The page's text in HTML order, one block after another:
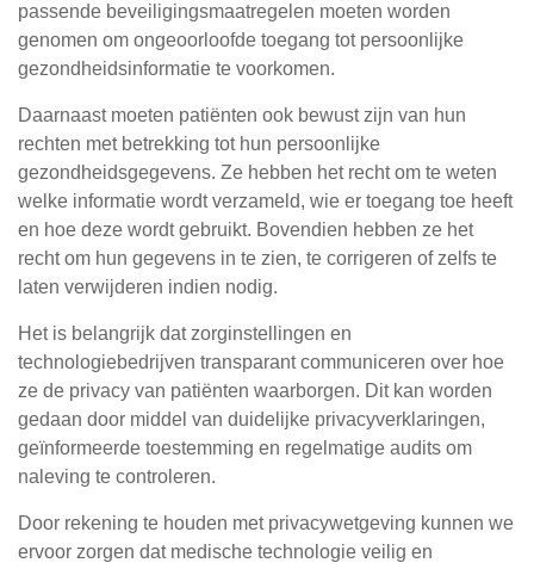
passende beveiligingsmaatregelen moeten worden
genomen om ongeoorloofde toegang tot persoonlijke
gezondheidsinformatie te voorkomen.
Daarnaast moeten patiënten ook bewust zijn van hun
rechten met betrekking tot hun persoonlijke
gezondheidsgegevens. Ze hebben het recht om te weten
welke informatie wordt verzameld, wie er toegang toe heeft
en hoe deze wordt gebruikt. Bovendien hebben ze het
recht om hun gegevens in te zien, te corrigeren of zelfs te
laten verwijderen indien nodig.
Het is belangrijk dat zorginstellingen en
technologiebedrijven transparant communiceren over hoe
ze de privacy van patiënten waarborgen. Dit kan worden
gedaan door middel van duidelijke privacyverklaringen,
geïnformeerde toestemming en regelmatige audits om
naleving te controleren.
Door rekening te houden met privacywetgeving kunnen we
ervoor zorgen dat medische technologie veilig en